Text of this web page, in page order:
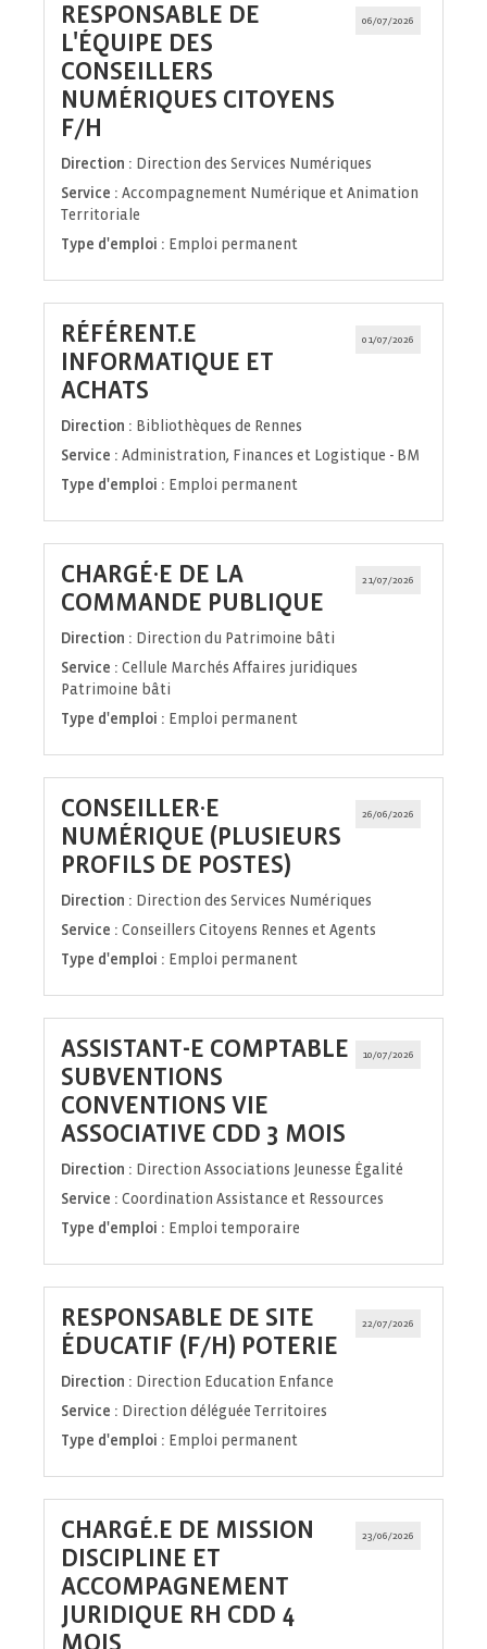
06/07/2026
RESPONSABLE DE
L'ÉQUIPE DES
CONSEILLERS
NUMÉRIQUES CITOYENS
F/H
fenêtre)
Direction : Direction des Services Numériques
Service : Accompagnement Numérique et Animation
Territoriale
Type d'emploi : Emploi permanent
01/07/2026
RÉFÉRENT.E
INFORMATIQUE ET
ACHATS
fenêtre)
Direction : Bibliothèques de Rennes
Service : Administration, Finances et Logistique - BM
Type d'emploi : Emploi permanent
21/07/2026
CHARGÉ·E DE LA
COMMANDE PUBLIQUE
fenêtre)
Direction : Direction du Patrimoine bâti
Service : Cellule Marchés Affaires juridiques
Patrimoine bâti
Type d'emploi : Emploi permanent
26/06/2026
CONSEILLER·E
NUMÉRIQUE (PLUSIEURS
PROFILS DE POSTES)
fenêtre)
Direction : Direction des Services Numériques
Service : Conseillers Citoyens Rennes et Agents
Type d'emploi : Emploi permanent
10/07/2026
ASSISTANT-E COMPTABLE
SUBVENTIONS
CONVENTIONS VIE
ASSOCIATIVE CDD 3 MOIS
fenêtre)
Direction : Direction Associations Jeunesse Égalité
Service : Coordination Assistance et Ressources
Type d'emploi : Emploi temporaire
22/07/2026
RESPONSABLE DE SITE
ÉDUCATIF (F/H) POTERIE
Direction : Direction Education Enfance
Service : Direction déléguée Territoires
Type d'emploi : Emploi permanent
23/06/2026
CHARGÉ.E DE MISSION
DISCIPLINE ET
ACCOMPAGNEMENT
JURIDIQUE RH CDD 4
MOIS